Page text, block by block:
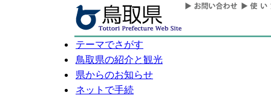
テーマでさがす
鳥取県の紹介と観光
県からのお知らせ
ネットで手続